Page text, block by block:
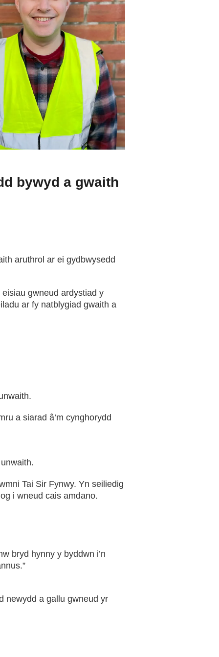
bywyd a gwaith
aruthrol ar ei gydbwysedd
gwneud ardystiad y
ar fy natblygiad gwaith a
a siarad â’m cynghorydd
Tai Sir Fynwy. Yn seiliedig
i wneud cais amdano.
bryd hynny y byddwn i’n
newydd a gallu gwneud yr